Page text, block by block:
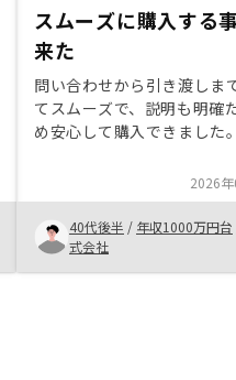
スムーズに購入する
来た
問い合わせから引き渡しま
てスムーズで、説明も明確
め安心して購入できました
る会社だと感じました。今
ターサービスにも期待した
ます。次の物件も検討中で
2026
40代後半 / 年収1000万円台
式会社